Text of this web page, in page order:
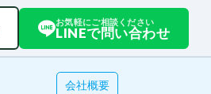
お気軽にご相談ください
LINEで問い合わせ
会社概要